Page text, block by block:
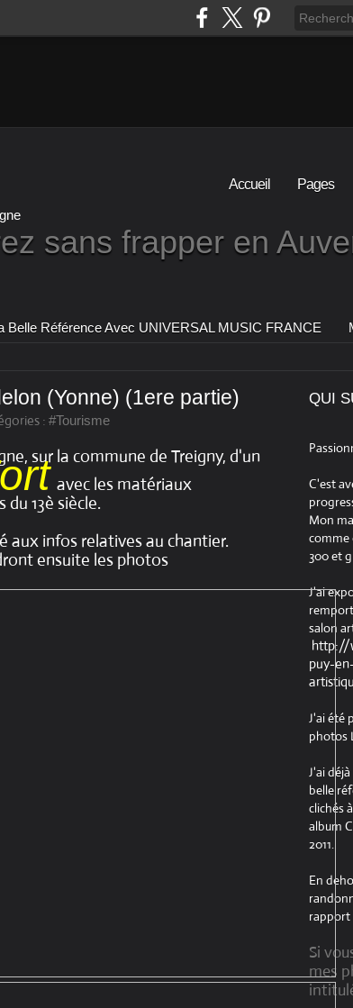
Accueil Pages
sans frapper en
Belle Référence Avec UNIVERSAL MUSIC FRANCE
(Yonne) (1ere partie)
: #Tourisme
sur la commune de Treigny, d'un
avec les matériaux
13è siècle.
aux infos relatives au chantier.
ensuite les photos
QUI
C'est
Mon
comme
300 et
J'ai
salon
http://
puy-
J'ai été
photos
J'ai
belle
clichés
album
2011.
En
rapport
Si
mes